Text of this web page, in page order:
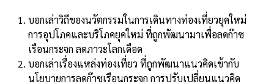
บอกเล่าวิถีของนวัตกรรมในการเดินทางท่องเที่ยวยุคใหม่
การอุปโภคและบริโภคยุคใหม่ ที่ถูกพัฒนามาเพื่อลดก๊าซ
เรือนกระจก ลดภาวะโลกเดือด
บอกเล่าเรื่องแหล่งท่องเที่ยว ที่ถูกพัฒนาแนวคิดเข้ากับ
นโยบายการลดก๊าซเรือนกระจก การปรับเปลี่ยนแนวคิด